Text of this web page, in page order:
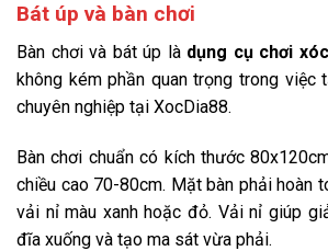
Bát úp và bàn chơi
Bàn chơi và bát úp là dụng cụ chơi
không kém phần quan trọng trong việc
chuyên nghiệp tại XocDia88.
Bàn chơi chuẩn có kích thước
chiều cao 70-80cm. Mặt bàn phải hoàn
vải nỉ màu xanh hoặc đỏ. Vải nỉ giúp
đĩa xuống và tạo ma sát vừa phải.